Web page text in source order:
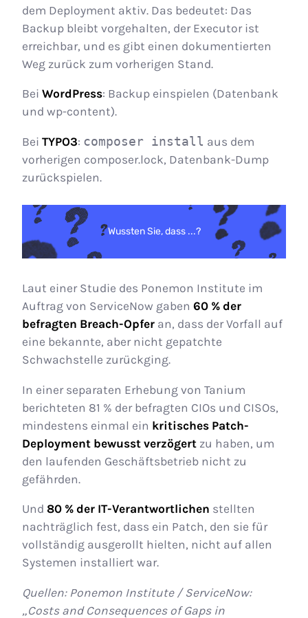
dem Deployment aktiv. Das bedeutet: Das
Backup bleibt vorgehalten, der Executor ist
erreichbar, und es gibt einen dokumentierten
Weg zurück zum vorherigen Stand.
BeiWordPress: Backup einspielen (Datenbank
und wp-content).
BeiTYPO3: composer install aus dem
vorherigen composer.lock, Datenbank-Dump
zurückspielen.
Wussten Sie, dass ...?
Laut einer Studie des Ponemon Institute im
Auftrag von ServiceNow gaben60 % der
befragten Breach-Opfer an, dass der Vorfall auf
eine bekannte, aber nicht gepatchte
Schwachstelle zurückging.
In einer separaten Erhebung von Tanium
berichteten 81 % der befragten CIOs und CISOs,
mindestens einmal ein kritisches Patch-
Deployment bewusst verzögert zu haben, um
den laufenden Geschäftsbetrieb nicht zu
gefährden.
Und 80 % der IT-Verantwortlichen stellten
nachträglich fest, dass ein Patch, den sie für
vollständig ausgerollt hielten, nicht auf allen
Systemen installiert war.
Quellen: Ponemon Institute / ServiceNow:
„Costs and Consequences of Gaps in